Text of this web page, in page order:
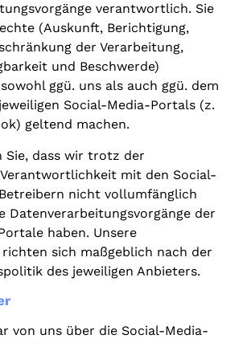
verantwortlich. Sie
(Auskunft, Berichtigung,
der Verarbeitung,
und Beschwerde)
ggü. uns als auch ggü. dem
Social-Media-Portals (z.
geltend machen.
Sie, dass wir trotz der
Verantwortlichkeit mit den Social-
nicht vollumfänglich
Datenverarbeitungsvorgänge der
haben. Unsere
sich maßgeblich nach der
des jeweiligen Anbieters.
von uns über die Social-Media-